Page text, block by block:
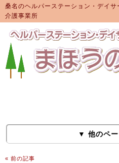
桑名のヘルパーステーション・デイ
介護事業所
▼ 他のペ
« 前の記事